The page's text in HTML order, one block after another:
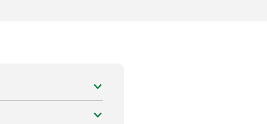
ist saisonal geöffnet,